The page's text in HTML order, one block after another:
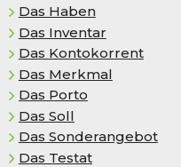
Das Haben
Das In­ven­tar
Das Kontokorrent
Das Merkmal
Das Porto
Das Soll
Das Sonderangebot
Das Testat